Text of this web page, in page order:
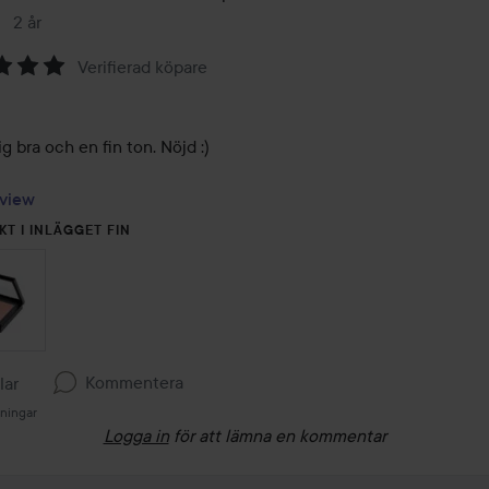
2 år
Inlägget skapades 2 år
Verifierad köpare
bra och en fin ton. Nöjd :)
I INLÄGGET FIN
Kommentera
Logga in för att lämna en kommentar